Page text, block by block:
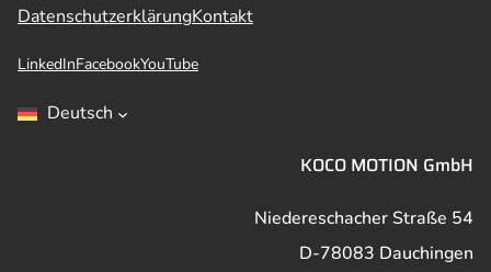
DatenschutzerklärungKontakt
LinkedInFacebookYouTube
Deutsch
KOCO MOTION GmbH
Niedereschacher Straße 54
D-78083 Dauchingen